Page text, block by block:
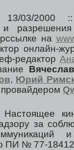
03/2000
и
на
онлайн-
редактор
, Юрий
за
ПИ № 77-